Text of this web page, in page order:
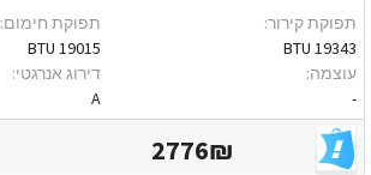
תפוקת קירור:
19343 BTU
עוצמה:
-
תפוקת חימום:
19015 BTU
דירוג אנרגטי:
A
2776₪